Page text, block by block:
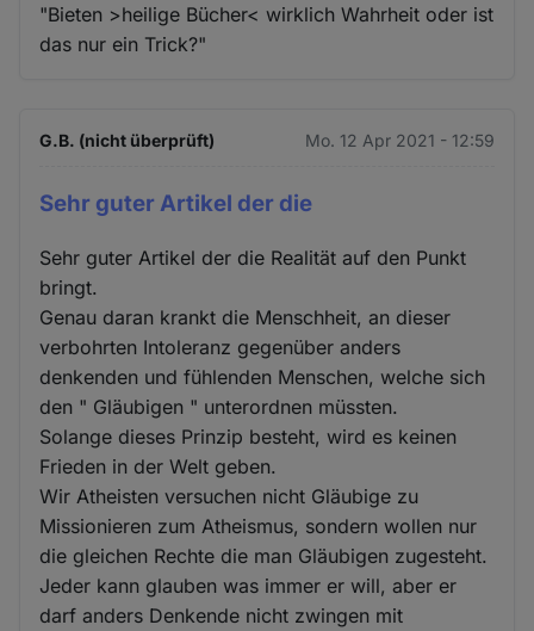
"Bieten >heilige Bücher< wirklich Wahrheit oder ist
das nur ein Trick?"
G.B. (nicht überprüft) Mo. 12 Apr 2021 - 12:59
Sehr guter Artikel der die
Sehr guter Artikel der die Realität auf den Punkt
bringt.
Genau daran krankt die Menschheit, an dieser
verbohrten Intoleranz gegenüber anders
denkenden und fühlenden Menschen, welche sich
den " Gläubigen " unterordnen müssten.
Solange dieses Prinzip besteht, wird es keinen
Frieden in der Welt geben.
Wir Atheisten versuchen nicht Gläubige zu
Missionieren zum Atheismus, sondern wollen nur
die gleichen Rechte die man Gläubigen zugesteht.
Jeder kann glauben was immer er will, aber er
darf anders Denkende nicht zwingen mit